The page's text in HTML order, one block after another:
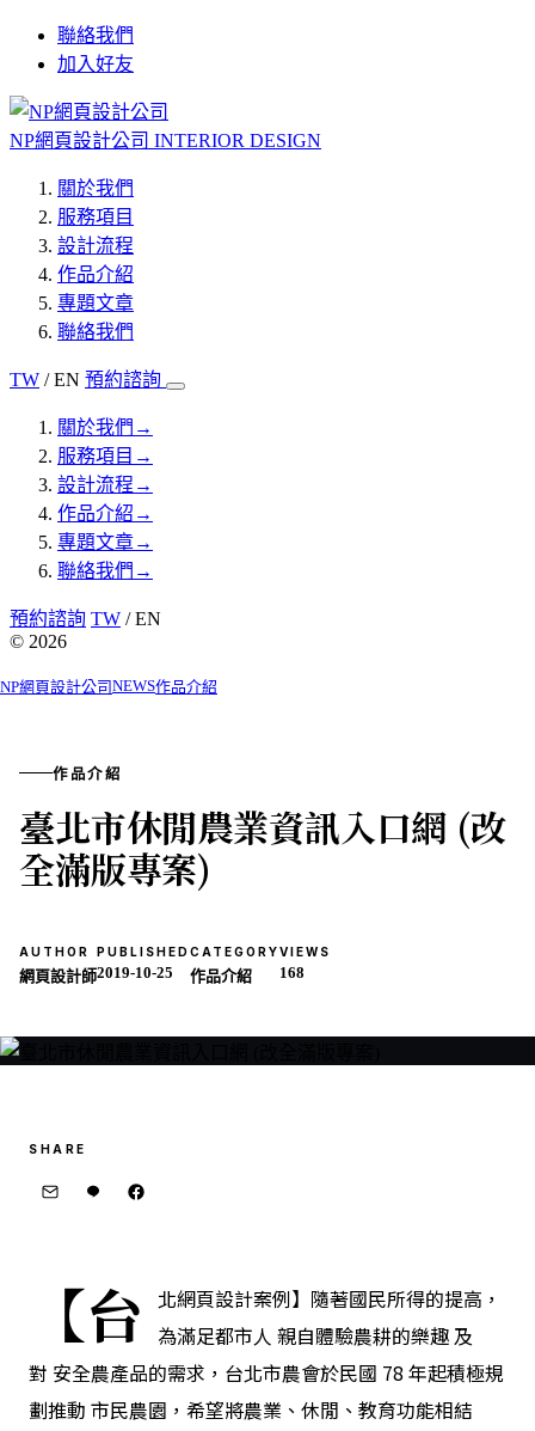
聯絡我們
加入好友
NP網頁設計公司 INTERIOR DESIGN
關於我們
服務項目
設計流程
作品介紹
專題文章
聯絡我們
TW / EN 預約諮詢
關於我們 →
服務項目 →
設計流程 →
作品介紹 →
專題文章→
聯絡我們 →
預約諮詢 TW / EN
© 2026
NP網頁設計公司NEWS作品介紹
作品介紹
臺北市休閒農業資訊入口網 (改
全滿版專案)
AUTHOR
網頁設計師
PUBLISHED
2019-10-25
CATEGORY
作品介紹
VIEWS
168
SHARE
【台
北網頁設計案例】隨著國民所得的提高，
為滿足都市人 親自體驗農耕的樂趣 及
對 安全農產品的需求，台北市農會於民國 78 年起積極規
劃推動 市民農園，希望將農業、休閒、教育功能相結